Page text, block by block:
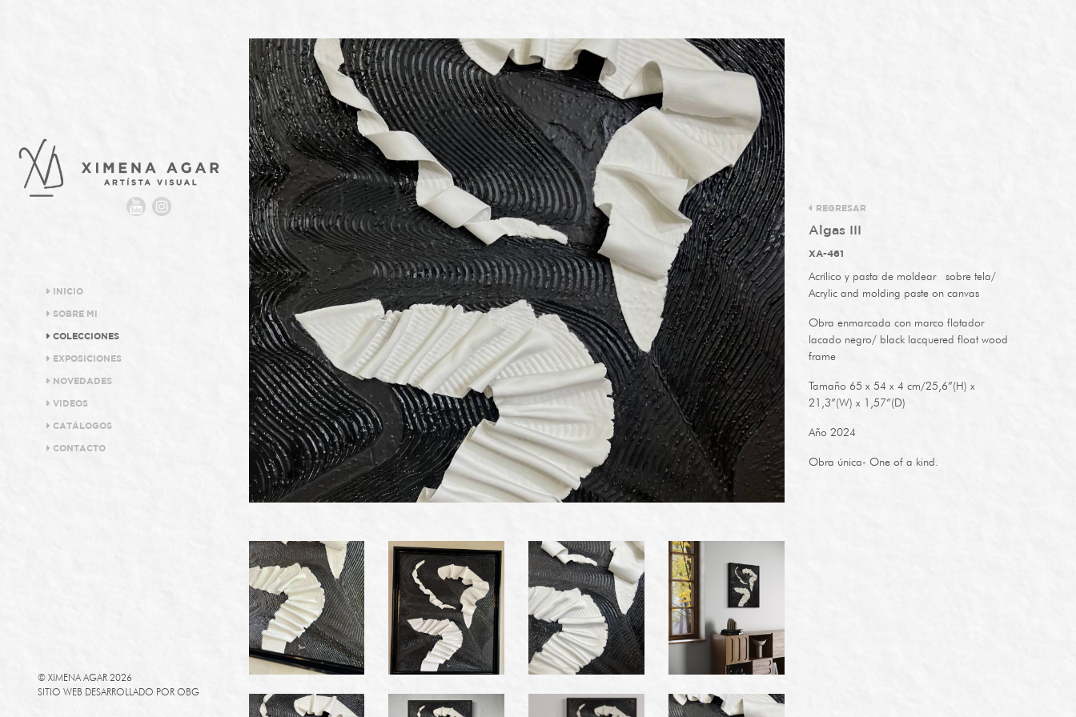
INICIO
SOBRE MI
COLECCIONES
EXPOSICIONES
NOVEDADES
VIDEOS
CATÁLOGOS
CONTACTO
REGRESAR
Algas III
XA-461
Acrílico y pasta de moldear sobre tela/
Acrylic and molding paste on canvas
Obra enmarcada con marco flotador
lacado negro/ black lacquered float wood
frame
Tamaño 65 x 54 x 4 cm/25,6”(H) x
21,3”(W) x 1,57”(D)
Año 2024
Obra única- One of a kind.
© XIMENA AGAR 2026
SITIO WEB DESARROLLADO POR OBG